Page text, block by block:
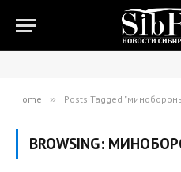
Home » Posts Tagged
BROWSING: